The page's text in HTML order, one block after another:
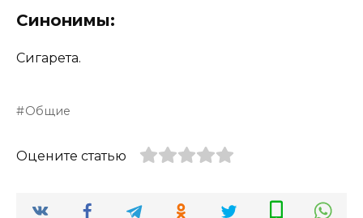
Синонимы:
Сигарета.
Общие
Оцените статью